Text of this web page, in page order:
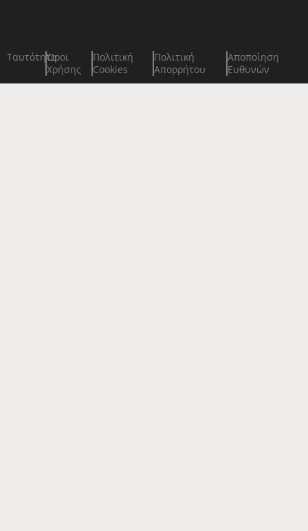
ΤαυτότηταΌροι
Χρήσης
Πολιτική
Cookies
Πολιτική
Απορρήτου
Αποποίηση
Ευθυνών